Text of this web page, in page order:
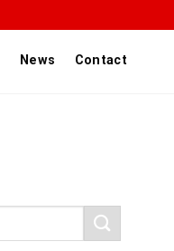
News Contact